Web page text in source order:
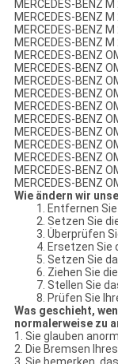
MERCEDES-BENZ
MERCEDES-BENZ
MERCEDES-BENZ
MERCEDES-BENZ
MERCEDES-BENZ
MERCEDES-BENZ
MERCEDES-BENZ
MERCEDES-BENZ
MERCEDES-BENZ
MERCEDES-BENZ
MERCEDES-BENZ
MERCEDES-BENZ
MERCEDES-BENZ
MERCEDES-BENZ
MERCEDES-BENZ
Wie ändern wir
1. Entfernen
2. Setzen Sie
3.Überprüfen
4. Ersetzen Sie
5. Setzen Sie
6. Ziehen Sie
7. Stellen Sie
8. Prüfen Sie
Was geschieht,
normalerweise zu
1. Sie glauben
2. Die Bremsen